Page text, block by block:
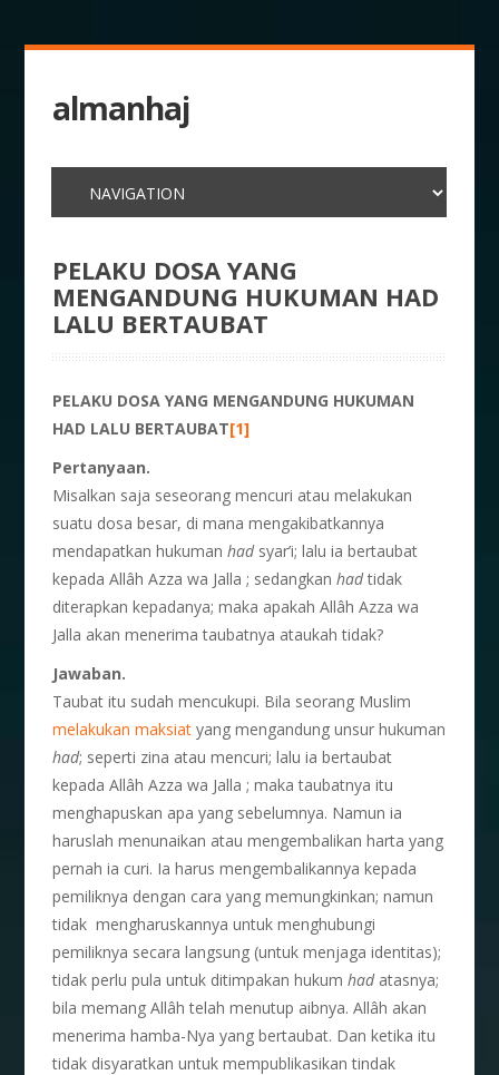
almanhaj
PELAKU DOSA YANG
MENGANDUNG HUKUMAN HAD
LALU BERTAUBAT
PELAKU DOSA YANG MENGANDUNG HUKUMAN
HAD LALU BERTAUBAT[1]
Pertanyaan.
Misalkan saja seseorang mencuri atau melakukan
suatu dosa besar, di mana mengakibatkannya
mendapatkan hukumanhadsyar’i; lalu ia bertaubat
kepada Allâh Azza wa Jalla ; sedangkanhadtidak
diterapkan kepadanya; maka apakah Allâh Azza wa
Jalla akan menerima taubatnya ataukah tidak?
Jawaban.
Taubat itu sudah mencukupi. Bila seorang Muslim
melakukan maksiat yang mengandung unsur hukuman
had; seperti zina atau mencuri; lalu ia bertaubat
kepada Allâh Azza wa Jalla ; maka taubatnya itu
menghapuskan apa yang sebelumnya. Namun ia
haruslah menunaikan atau mengembalikan harta yang
pernah ia curi. Ia harus mengembalikannya kepada
pemiliknya dengan cara yang memungkinkan; namun
tidak mengharuskannya untuk menghubungi
pemiliknya secara langsung (untuk menjaga identitas);
tidak perlu pula untuk ditimpakan hukumhadatasnya;
bila memang Allâh telah menutup aibnya. Allâh akan
menerima hamba-Nya yang bertaubat. Dan ketika itu
tidak disyaratkan untuk mempublikasikan tindak